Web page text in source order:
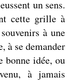
un sens.
cette grille à
à une
à se demander
bonne idée, ou
à jamais